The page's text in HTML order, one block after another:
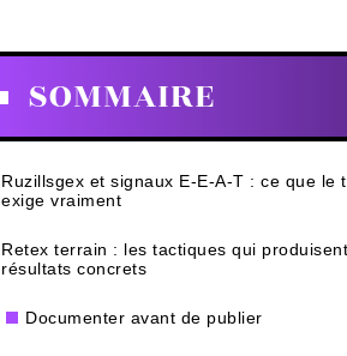
SOMMAIRE
Ruzillsgex et signaux E-E-A-T : ce que le
exige vraiment
Retex terrain : les tactiques qui
résultats concrets
Documenter avant de publier